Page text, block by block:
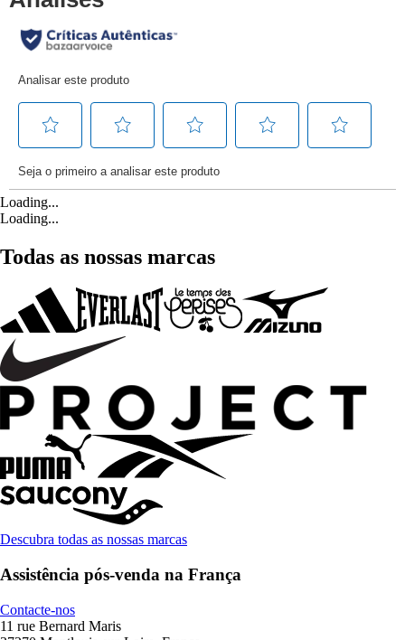
Loading...
Loading...
Todas as nossas marcas
Descubra todas as nossas marcas
Assistência pós-venda na França
Contacte-nos
11 rue Bernard Maris